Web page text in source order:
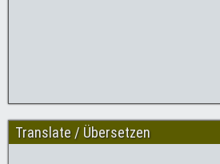
Translate / Übersetzen